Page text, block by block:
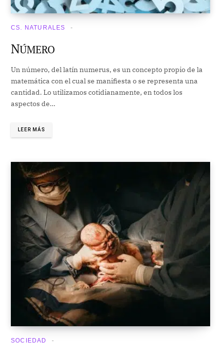
CS. NATURALES
NÚMERO
Un número, del latín numerus, es un concepto propio de la
matemática con el cual se manifiesta o se representa una
cantidad. Lo utilizamos cotidianamente, en todos los
aspectos de…
LEER MÁS
SOCIEDAD